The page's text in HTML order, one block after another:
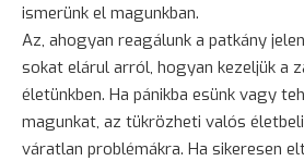
ismerünk el magunkban.
Az, ahogyan reagálunk a patkány
sokat elárul arról, hogyan kezeljük a
életünkben. Ha pánikba esünk vagy
magunkat, az tükrözheti valós
váratlan problémákra. Ha sikeresen